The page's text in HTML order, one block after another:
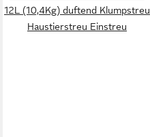
12L (10,4Kg) duftend Klumpstreu
Haustierstreu Einstreu